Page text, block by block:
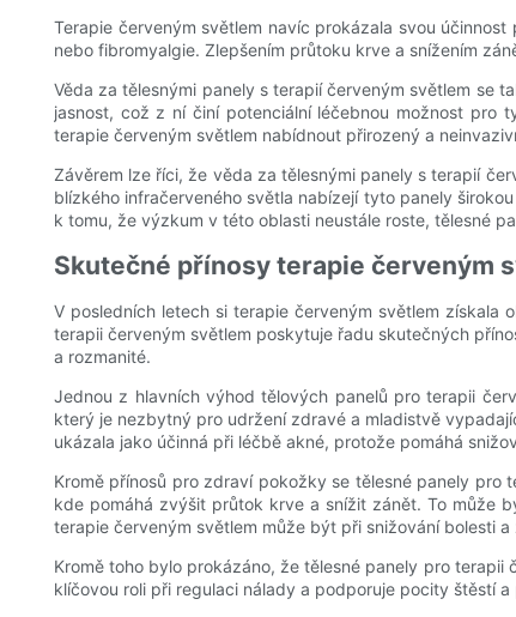
Terapie červeným světlem navíc prokázala svou
nebo fibromyalgie. Zlepšením průtoku krve a snížením
Věda za tělesnými panely s terapií červeným světlem se
jasnost, což z ní činí potenciální léčebnou možnost pro
terapie červeným světlem nabídnout přirozený a
Závěrem lze říci, že věda za tělesnými panely s terapií
blízkého infračerveného světla nabízejí tyto panely
k tomu, že výzkum v této oblasti neustále roste, tělesné
Skutečné přínosy terapie červeným
V posledních letech si terapie červeným světlem
terapii červeným světlem poskytuje řadu skutečných
a rozmanité.
Jednou z hlavních výhod tělových panelů pro terapii
který je nezbytný pro udržení zdravé a mladistvě
ukázala jako účinná při léčbě akné, protože pomáhá
Kromě přínosů pro zdraví pokožky se tělesné panely pro
kde pomáhá zvýšit průtok krve a snížit zánět. To může
terapie červeným světlem může být při snižování bolesti
Kromě toho bylo prokázáno, že tělesné panely pro
klíčovou roli při regulaci nálady a podporuje pocity štěstí